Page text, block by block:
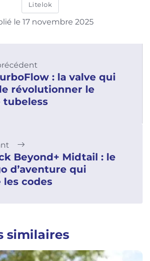
Litelok
le 17 novembre 2025
: la valve qui
révolutionner le
tubeless
Beyond+ Midtail : le
d’aventure qui
les codes
similaires